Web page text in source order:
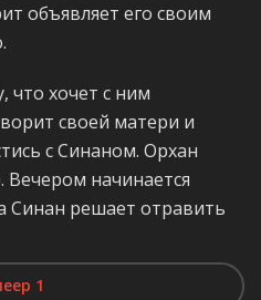
объявляет его своим
что хочет с ним
своей матери и
с Синаном. Орхан
начинается
Синан решает отравить
1